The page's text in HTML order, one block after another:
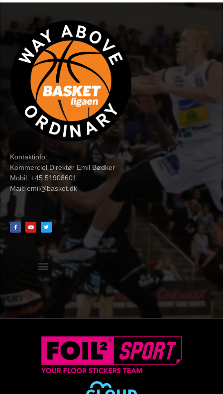
Kontaktinfo:
Kommerciel Direktør Emil Bødker
Mobil: +45 51908601
Mail:emil@basket.dk